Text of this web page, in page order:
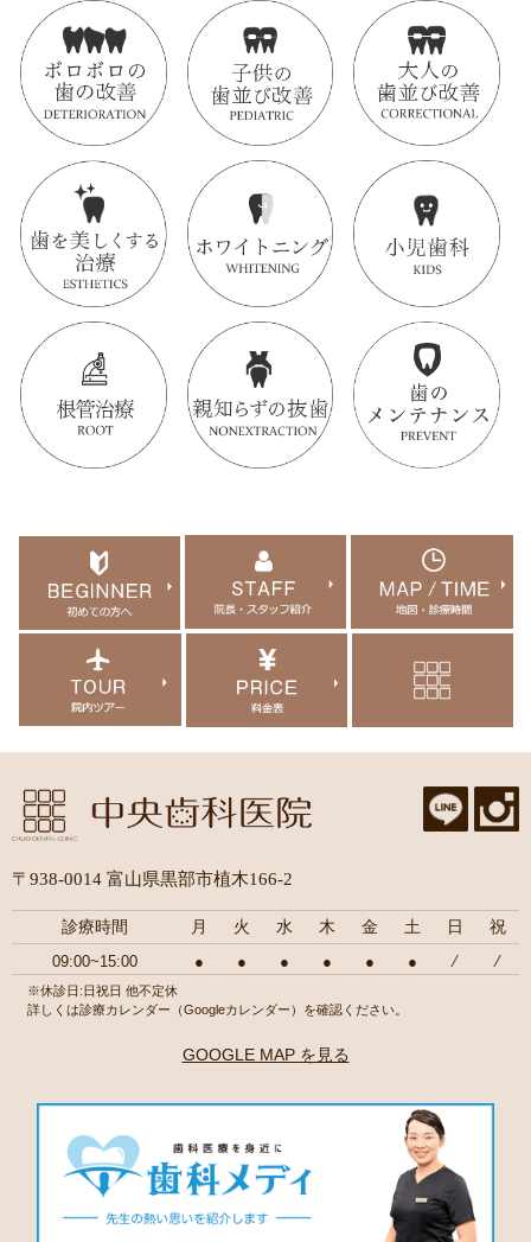
〒938-0014 富山県黒部市植木166-2
診療時間 月 火 水 木 金 土 日 祝
09:00~15:00 ● ● ● ● ● ● ⁄ ⁄
※休診日:日祝日 他不定休
詳しくは診療カレンダー（Googleカレンダー）を確認ください。
GOOGLE MAP を見る